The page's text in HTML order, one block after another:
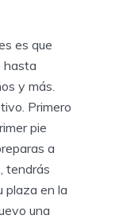
es que
hasta
y más.
Primero
pie
a
tendrás
plaza en la
una